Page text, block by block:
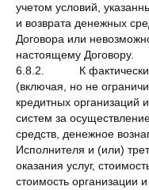
учетом условий,
и возврата денежных
Договора или
настоящему Договору.
6.8.2. К фактическим
(включая, но не
кредитных организаций
систем за
средств, денежное
Исполнителя и (или)
оказания услуг,
стоимость организации